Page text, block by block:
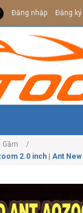
Đăng nhập Đăng ký
Gầm
2.0 inch | Ant New